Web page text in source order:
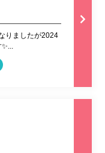
りましたが2024